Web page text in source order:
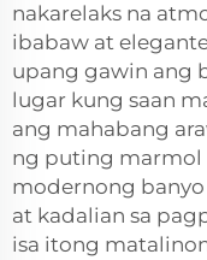
nakarelaks na
ibabaw at
upang gawin ang
lugar kung saan
ang mahabang
ng puting marmol
modernong banyo
at kadalian sa
isa itong